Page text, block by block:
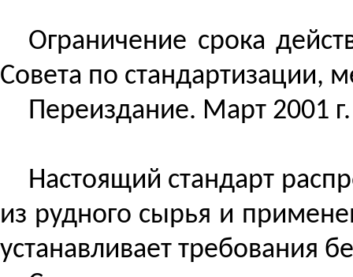
Ограничение срока
Совета по стандартизации,
Переиздание. Март 2001 г.
Настоящий стандарт
из рудного сырья и
устанавливает требования